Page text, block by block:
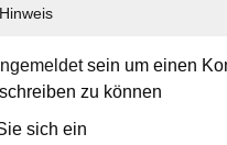
Hinweis
sein um einen
zu können
sich ein